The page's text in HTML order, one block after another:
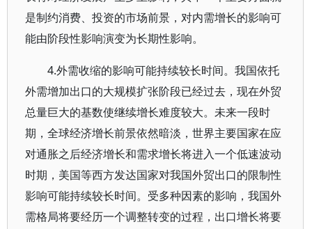
是制约消费、投资的市场前景，对内需增长的影响可
能由阶段性影响演变为长期性影响。
4.外需收缩的影响可能持续较长时间。我国依托
外需增加出口的大规模扩张阶段已经过去，现在外贸
总量巨大的基数使继续增长难度较大。未来一段时
期，全球经济增长前景依然暗淡，世界主要国家在应
对通胀之后经济增长和需求增长将进入一个低速波动
时期，美国等西方发达国家对我国外贸出口的限制性
影响可能持续较长时间。受多种因素的影响，我国外
需格局将要经历一个调整转变的过程，出口增长将要